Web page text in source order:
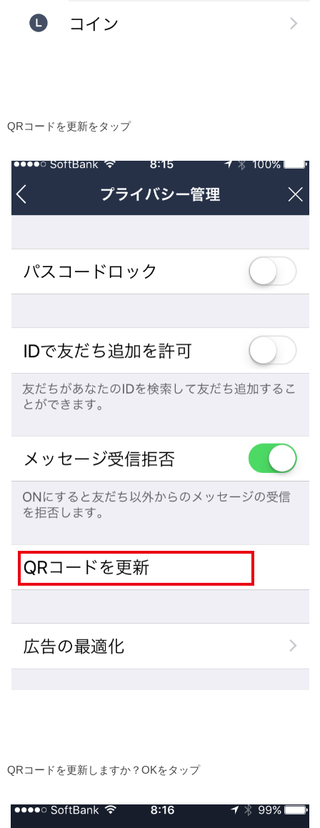
QRコードを更新をタップ
QRコードを更新しますか？OKをタップ